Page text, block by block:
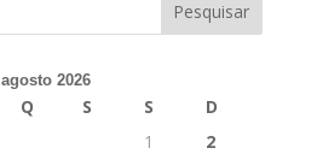
agosto 2026
Q S S
D
1
2